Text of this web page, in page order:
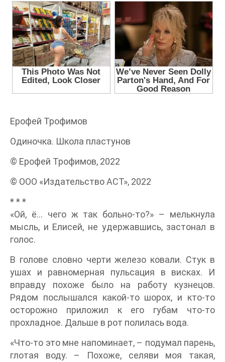
Ерофей Трофимов
Одиночка. Школа пластунов
© Ерофей Трофимов, 2022
© ООО «Издательство АСТ», 2022
* * *
«Ой, ё… чего ж так больно-то?» – мелькнула
мысль, и Елисей, не удержавшись, застонал в
голос.
В голове словно черти железо ковали. Стук в
ушах и равномерная пульсация в висках. И
вправду похоже было на работу кузнецов.
Рядом послышался какой-то шорох, и кто-то
осторожно приложил к его губам что-то
прохладное. Дальше в рот полилась вода.
«Что-то это мне напоминает, – подумал парень,
глотая воду. – Похоже, селяви моя такая,